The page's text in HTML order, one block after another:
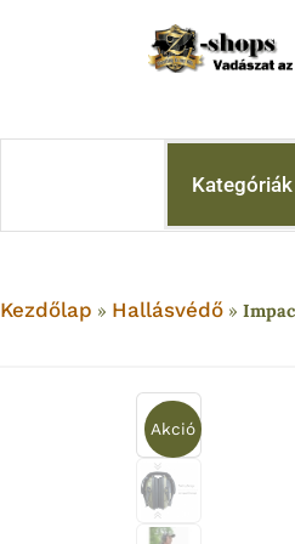
Kategóriák
Kezdőlap » Hallásvédő »
Akció